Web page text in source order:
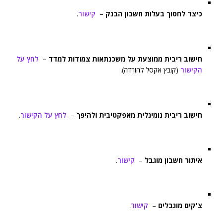
כיצד לחסוך בעלות חשבון הבנק – קישור.
חישוב ריבית ממוצעת על משכנתאות צמודות למדד – לחץ על
הקישור (קובץ אקסל להורדה).
חישוב ריבית נומינלית מאפקטיבית ולהיפך – לחץ על הקישור.
איתור חשבון מוגבל – קישור.
צ'קים מוגבלים – קישור.